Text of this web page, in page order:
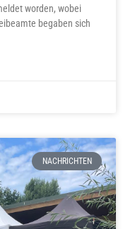
worden, wobei
begaben sich
NACHRICHTEN